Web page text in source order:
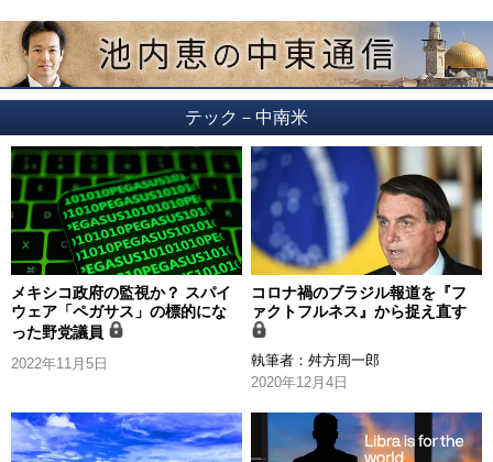
テック－中南米
メキシコ政府の監視か？ スパイ
ウェア「ペガサス」の標的にな
った野党議員
2022年11月5日
コロナ禍のブラジル報道を『フ
ァクトフルネス』から捉え直す
執筆者：舛方周一郎
2020年12月4日